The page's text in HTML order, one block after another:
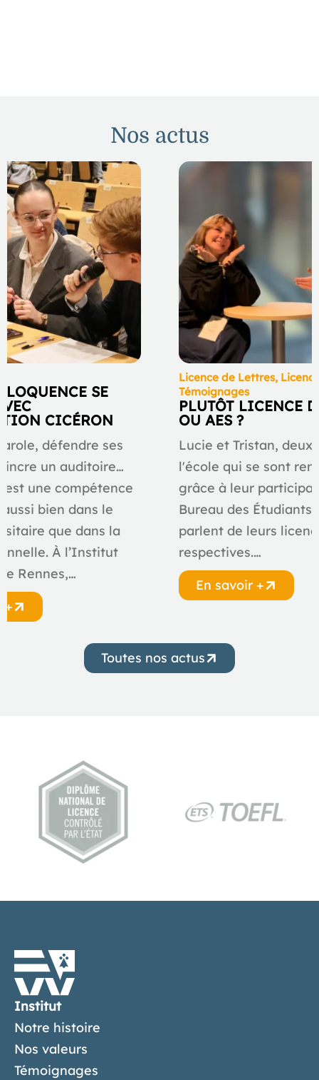
Nos actus
SE
CICÉRON
défendre ses
un auditoire…
est une compétence
bien dans le
que dans la
À l’Institut
Rennes,…
+
Licence de Lettres,
Témoignages
PLUTÔT LICENCE
OU AES ?
Lucie et Tristan, deux
l'école qui se sont
grâce à leur
Bureau des Étudiants
parlent de leurs
respectives.…
En savoir +
Toutes nos actus
Institut
Notre histoire
Nos valeurs
Témoignages